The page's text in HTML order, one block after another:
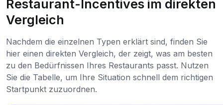
Restaurant-Incentives im direkten
Vergleich
Nachdem die einzelnen Typen erklärt sind, finden Sie
hier einen direkten Vergleich, der zeigt, was am besten
zu den Bedürfnissen Ihres Restaurants passt. Nutzen
Sie die Tabelle, um Ihre Situation schnell dem richtigen
Startpunkt zuzuordnen.